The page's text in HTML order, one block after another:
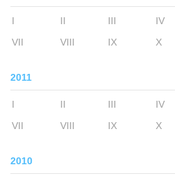
I II III IV
VII
VIII IX X
2011
I II III IV
VII
VIII IX X
2010